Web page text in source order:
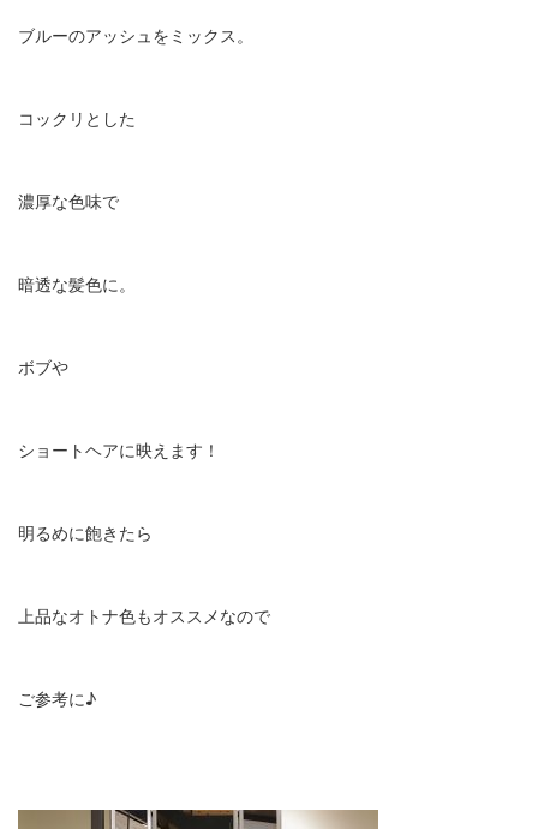
ブルーのアッシュをミックス。
コックリとした
濃厚な色味で
暗透な髪色に。
ボブや
ショートヘアに映えます！
明るめに飽きたら
上品なオトナ色もオススメなので
ご参考に♪